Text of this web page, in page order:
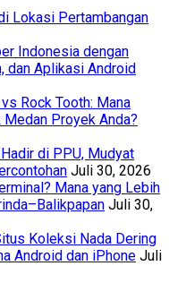
Lokasi Pertambangan
Indonesia dengan
dan Aplikasi Android
Rock Tooth: Mana
Proyek Anda?
di PPU, Mudyat
Juli 30, 2026
Mana yang Lebih
Juli 30,
Koleksi Nada Dering
Android dan iPhone Juli